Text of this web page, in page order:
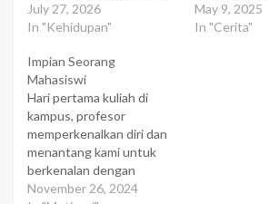
dia habiskan pagi tidur
sampai siang, malam pergi
tengah malam.
Belakangan ini meminta
uang kepada orang
tuanya, mau pergi ke
Amerika menuntut ilmu
lebih dalam lagi. Teman ini
bertanya…
July 27, 2026
In "Kehidupan"
pergi main
sampai
May 9, 2025
In "Cerita"
Impian Seorang
Mahasiswi
Hari pertama kuliah di
kampus, profesor
memperkenalkan diri dan
menantang kami untuk
berkenalan dengan
seseorang yang belum
November 26, 2024